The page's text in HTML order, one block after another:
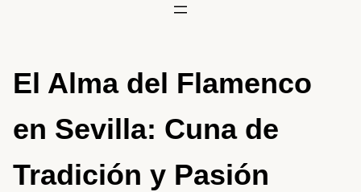
El Alma del Flamenco
en Sevilla: Cuna de
Tradición y Pasión